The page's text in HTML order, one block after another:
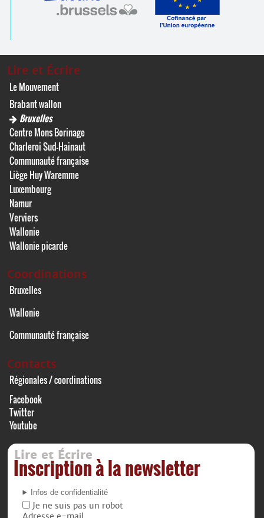
Lire et Écrire
Le Mouvement
Brabant wallon
Bruxelles
Centre Mons Borinage
Charleroi Sud-Hainaut
Communauté française
Liège Huy Waremme
Luxembourg
Namur
Verviers
Wallonie
Wallonie picarde
Coordinations
Bruxelles
Wallonie
Communauté française
Contacts
Régionales / coordinations
Facebook
Twitter
Youtube
Lire et Écrire
Inscription à la newsletter
Infos de confidentialité
Je ne suis pas un robot